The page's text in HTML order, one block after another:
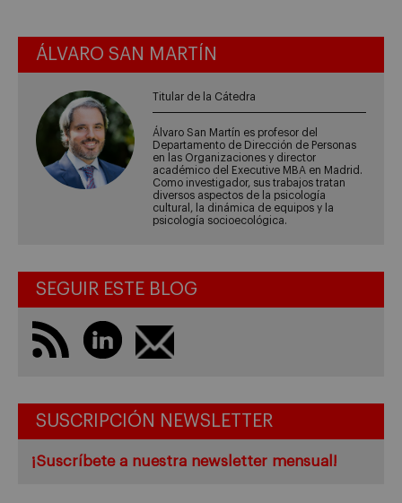
ÁLVARO SAN MARTÍN
Titular de la Cátedra
Álvaro San Martín es profesor del
Departamento de Dirección de Personas
en las Organizaciones y director
académico del Executive MBA en Madrid.
Como investigador, sus trabajos tratan
diversos aspectos de la psicología
cultural, la dinámica de equipos y la
psicología socioecológica.
SEGUIR ESTE BLOG
SUSCRIPCIÓN NEWSLETTER
¡Suscríbete a nuestra newsletter mensual!